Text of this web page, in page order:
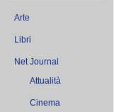
Arte
Libri
Net Journal
Attualità
Cinema